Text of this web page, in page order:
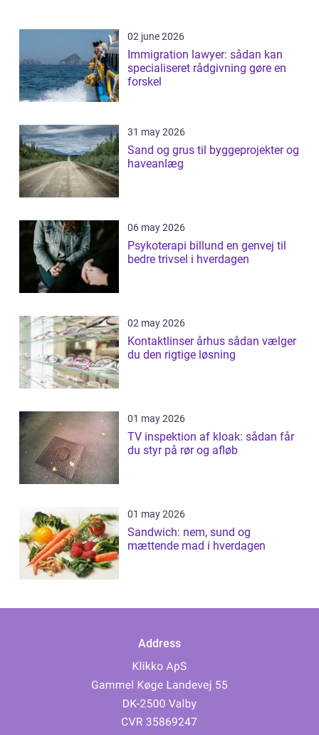
02 june 2026
Immigration lawyer: sådan kan
specialiseret rådgivning gøre en
forskel
31 may 2026
Sand og grus til byggeprojekter og
haveanlæg
06 may 2026
Psykoterapi billund en genvej til
bedre trivsel i hverdagen
02 may 2026
Kontaktlinser århus sådan vælger
du den rigtige løsning
01 may 2026
TV inspektion af kloak: sådan får
du styr på rør og afløb
01 may 2026
Sandwich: nem, sund og
mættende mad i hverdagen
Address